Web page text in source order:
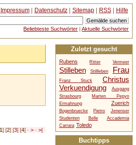
1] [2] [3] [4] ·> ·>|
Impressum| Datenschutz| Sitemap| RSS| Hilfe
Beliebteste Suchwörter |Aktuelle Suchwörter
Zuletzt gesucht
Rubens Ritter Vermeer
Stilleben Stillleben Frau
Franz Stuck
Christus
Verkuendigung
Ausgang
Strasbourg
Marten Pepyn
Ermahnung
Zuerich
Bogenbruecke Pietro
Jenenser
Studenten
Belle
Accademia
Carrara Toledo
Buchtipps